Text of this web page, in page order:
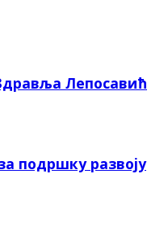
Лепосавић
подршку развоју